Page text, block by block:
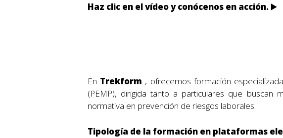
Haz clic en el vídeo y conócenos en acción.▶️
En Trekform , ofrecemos formación
(PEMP), dirigida tanto a particulares que
normativa en prevención de riesgos laborales.
Tipología de la formación en plataformas